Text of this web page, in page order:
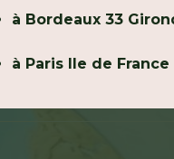
à Bordeaux 33
à Paris Ile de France